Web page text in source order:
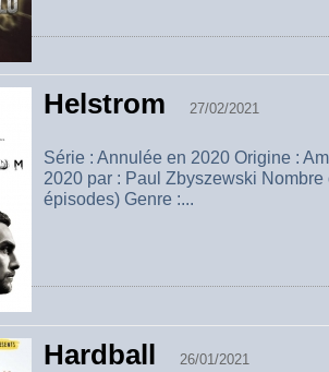
Helstrom 27/02/2021
Série : Annulée en 2020 Origine :
2020 par : Paul Zbyszewski
épisodes) Genre :...
Hardball 26/01/2021